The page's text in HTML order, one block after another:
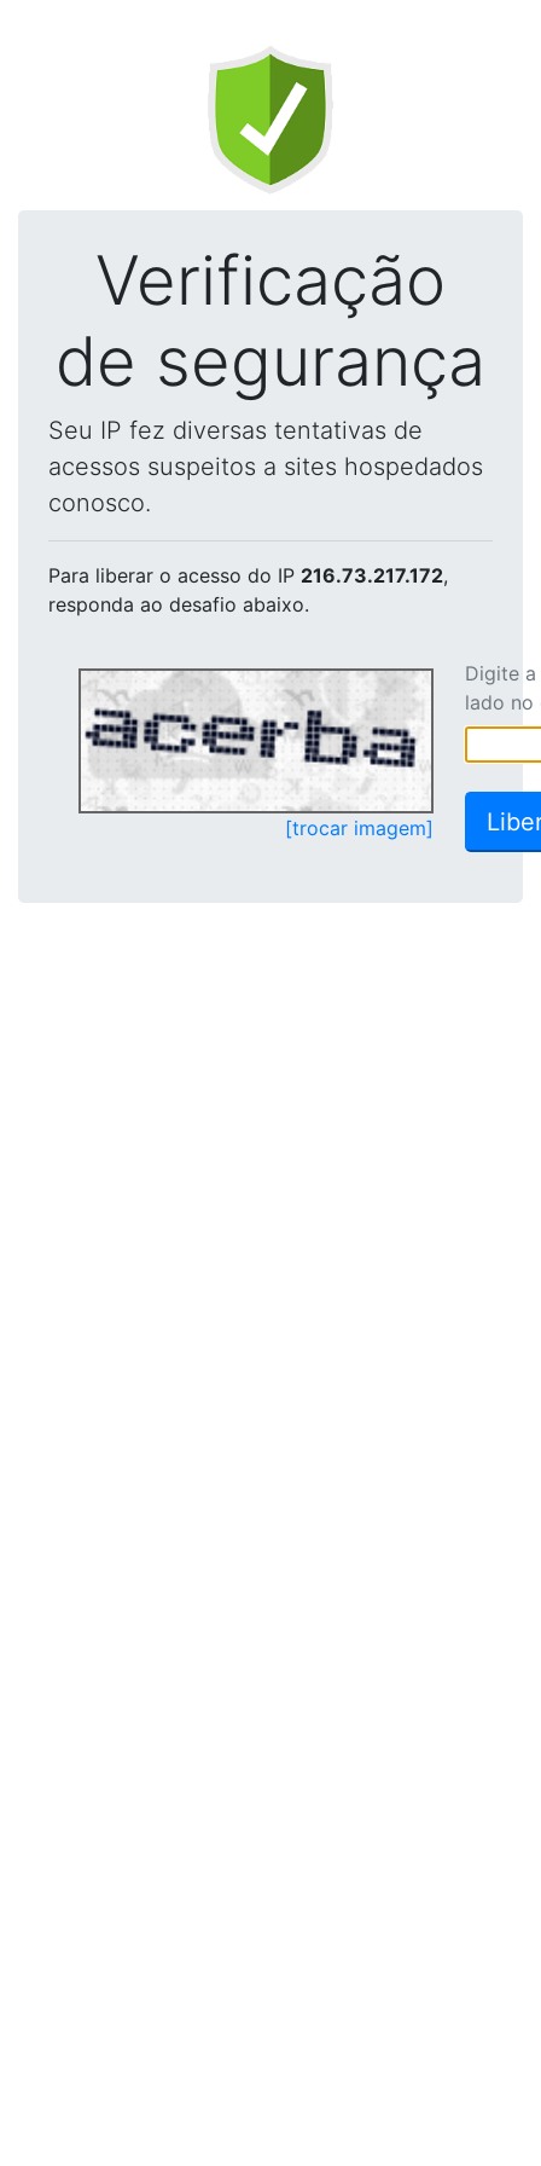
Verificação
de segurança
Seu IP fez diversas tentativas de
acessos suspeitos a sites hospedados
conosco.
Para liberar o acesso do IP 216.73.217.172,
responda ao desafio abaixo.
[trocar imagem]
Digite
lado no